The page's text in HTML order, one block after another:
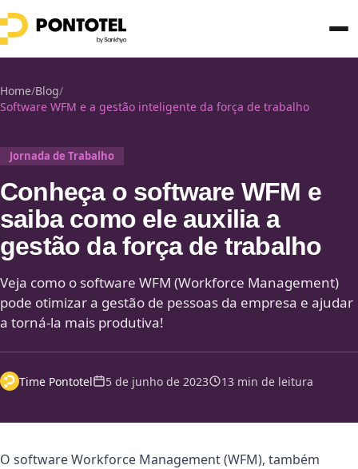
Home/Blog/
Software WFM e a gestão inteligente da força de trabalho
Jornada de Trabalho
Conheça o software WFM e
saiba como ele auxilia a
gestão da força de trabalho
Veja como o software WFM (Workforce Management)
pode otimizar a gestão de pessoas da empresa e ajudar
a torná-la mais produtiva!
Time Pontotel 5 de junho de 2023 13 min de leitura
O software Workforce Management (WFM), também